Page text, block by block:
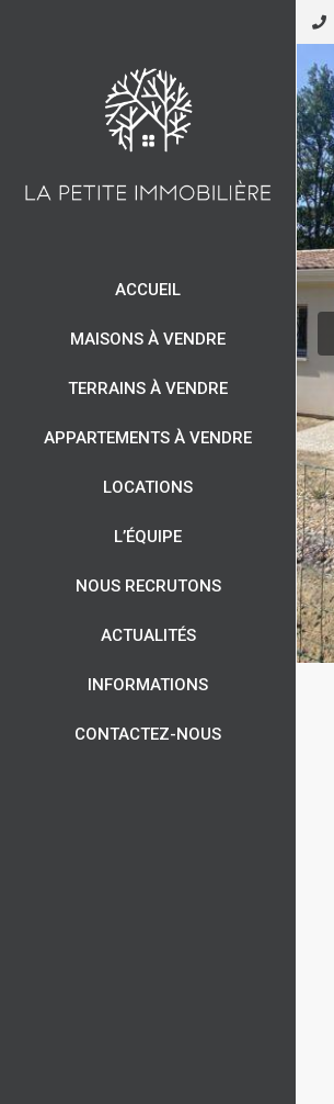
ACCUEIL
MAISONS À VENDRE
TERRAINS À VENDRE
APPARTEMENTS À VENDRE
LOCATIONS
L’ÉQUIPE
NOUS RECRUTONS
ACTUALITÉS
INFORMATIONS
CONTACTEZ-NOUS